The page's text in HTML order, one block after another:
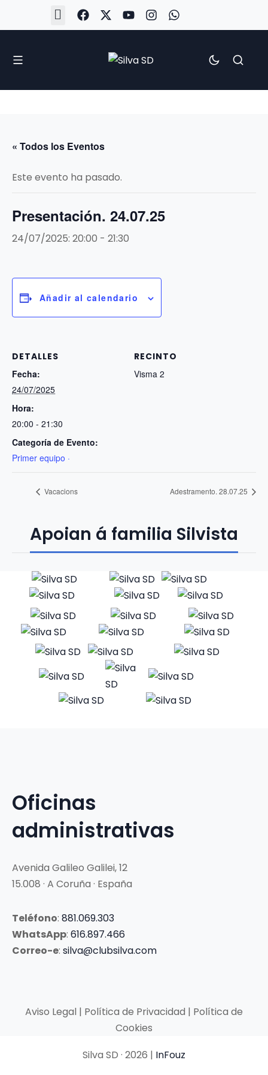
« Todos los Eventos
Este evento ha pasado.
Presentación. 24.07.25
24/07/2025: 20:00 - 21:30
Añadir al calendario
DETALLES
Fecha:
24/07/2025
Hora:
20:00 - 21:30
Categoría de Evento:
Primer equipo ·
RECINTO
Visma 2
Vacacions Adestramento. 28.07.25
Apoian á familia Silvista
Oficinas
administrativas
Avenida Galileo Galilei, 12
15.008 · A Coruña · España
Teléfono: 881.069.303
WhatsApp: 616.897.466
Correo-e: silva@clubsilva.com
Aviso Legal | Política de Privacidad | Política de
Cookies
Silva SD · 2026 | InFouz